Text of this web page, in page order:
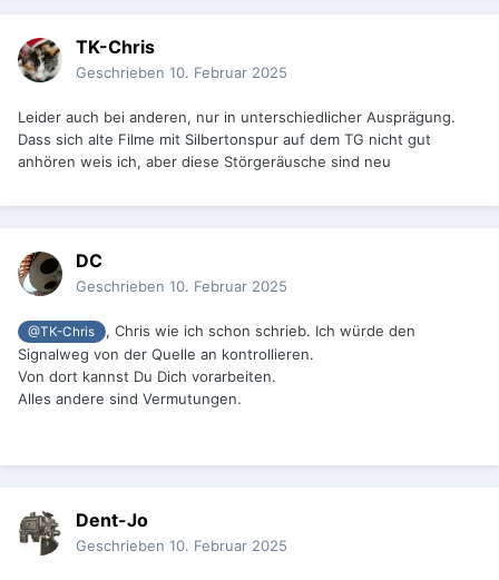
TK-Chris
Geschrieben 10. Februar 2025
Leider auch bei anderen, nur in unterschiedlicher Ausprägung.
Dass sich alte Filme mit Silbertonspur auf dem TG nicht gut
anhören weis ich, aber diese Störgeräusche sind neu
DC
Geschrieben 10. Februar 2025
@TK-Chris
, Chris wie ich schon schrieb. Ich würde den
Signalweg von der Quelle an kontrollieren.
Von dort kannst Du Dich vorarbeiten.
Alles andere sind Vermutungen.
Dent-Jo
Geschrieben 10. Februar 2025